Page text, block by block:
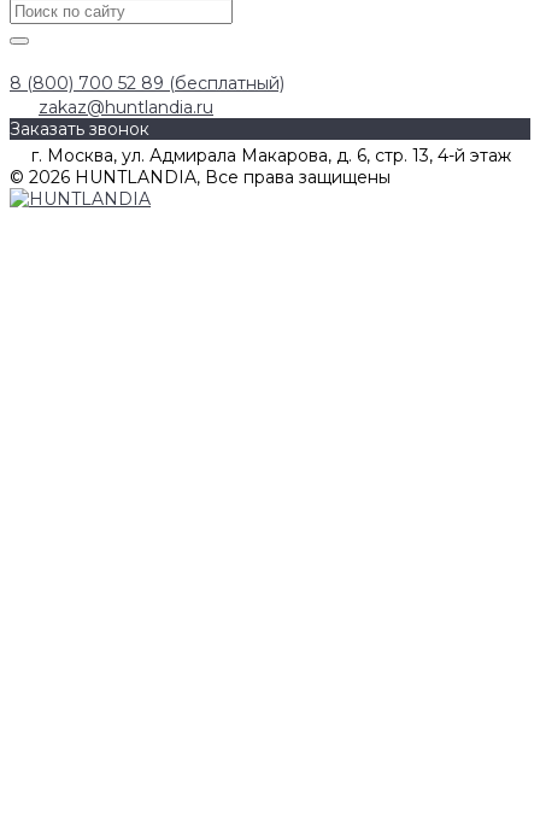
8 (800) 700 52 89 (бесплатный)
zakaz@huntlandia.ru
Заказать звонок
г. Москва, ул. Адмирала Макарова, д. 6, стр. 13, 4-й этаж
© 2026 HUNTLANDIA, Все права защищены